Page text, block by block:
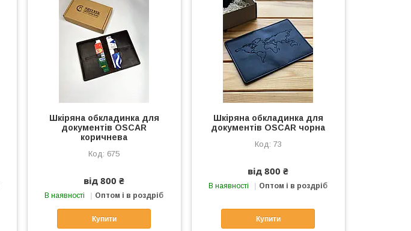
Шкіряна обкладинка для
документів OSCAR
коричнева
675
від 800 ₴
В наявності Оптом і в роздріб
Купити
Шкіряна обкладинка для
документів OSCAR чорна
73
від 800 ₴
В наявності Оптом і в роздріб
Купити